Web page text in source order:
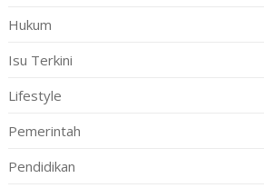
Hukum
Isu Terkini
Lifestyle
Pemerintah
Pendidikan